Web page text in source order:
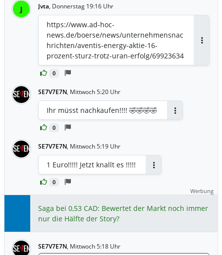
J Jvta, Donnerstag 19:16 Uhr
0
https://www.ad-hoc-
news.de/boerse/news/unternehmensnac
hrichten/aventis-energy-aktie-16-
prozent-sturz-trotz-uran-erfolg/69923634
SE7V7E7N, Mittwoch 5:20 Uhr
0
Ihr müsst nachkaufen!!!! 🤣🤣🤣🤣
SE7V7E7N, Mittwoch 5:19 Uhr
0
1 Euro!!!!! Jetzt knallt es !!!!!
Werbung
Saga bei 0,53 CAD: Bewertet der Markt noch immer
nur die Hälfte der Story?
SE7V7E7N, Mittwoch 5:18 Uhr